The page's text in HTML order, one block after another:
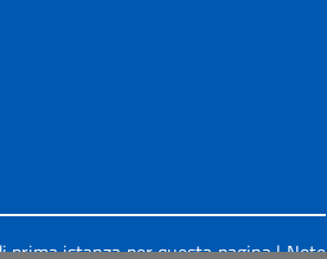
prima istanza per questa pagina|Note